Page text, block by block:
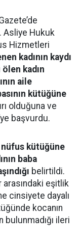
Asliye Hukuk
Hizmetleri
kadının kaydı
ölen kadın
aile
kütüğüne
olduğuna ve
başvurdu.
nüfus kütüğüne
baba
belirtildi.
arasındaki eşitlik
cinsiyete dayalı
kocanın
bulunmadığı ileri